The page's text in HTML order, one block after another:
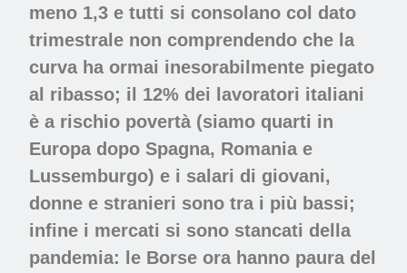
meno 1,3 e tutti si consolano col dato
trimestrale non comprendendo che la
curva ha ormai inesorabilmente piegato
al ribasso; il 12% dei lavoratori italiani
è a rischio povertà (siamo quarti in
Europa dopo Spagna, Romania e
Lussemburgo) e i salari di giovani,
donne e stranieri sono tra i più bassi;
infine i mercati si sono stancati della
pandemia: le Borse ora hanno paura del